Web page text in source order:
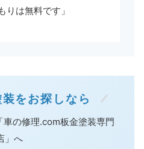
りは無料です」
をお探しなら
の修理.com板金塗装専門
」へ